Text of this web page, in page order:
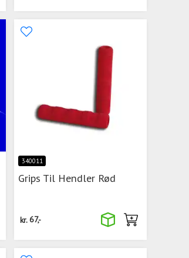
340011
Grips Til Hendler Rød
kr.67,-